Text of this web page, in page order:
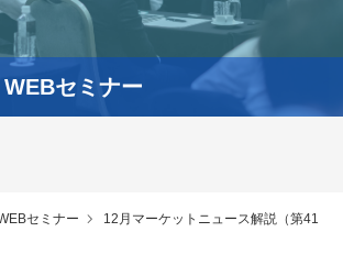
セミナー
セミナー
12月マーケットニュース解説（第41